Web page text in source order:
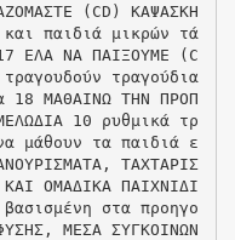
(CD) ΚΑΨΑΣΚΗ
παιδιά μικρών τά
ΕΛΑ ΝΑ ΠΑΙΞΟΥΜΕ (C
τραγούδια
18 ΜΑΘΑΙΝΩ ΤΗΝ ΠΡΟΠ
10 ρυθμικά τρ
μάθουν τα παιδιά ε
ΤΑΧΤΑΡΙΣ
ΟΜΑΔΙΚΑ ΠΑΙΧΝΙΔΙ
στα προηγο
ΜΕΣΑ ΣΥΓΚΟΙΝΩΝ